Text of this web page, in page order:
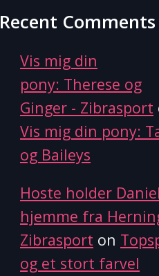
Recent Comments
Vis mig din
pony: Therese og
Ginger - Zibrasport
Vis mig din pony:
og Baileys
Hoste holder Daniel
hjemme fra
Zibrasport on
og et stort farvel